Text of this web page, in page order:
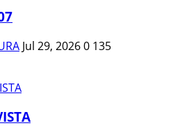
Jul 29, 20260 135